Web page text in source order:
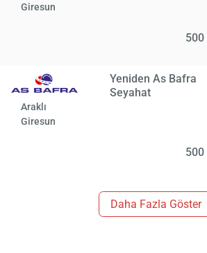
Giresun
500
Yeniden As Bafra
Seyahat
Araklı
Giresun
500
Daha Fazla Göster